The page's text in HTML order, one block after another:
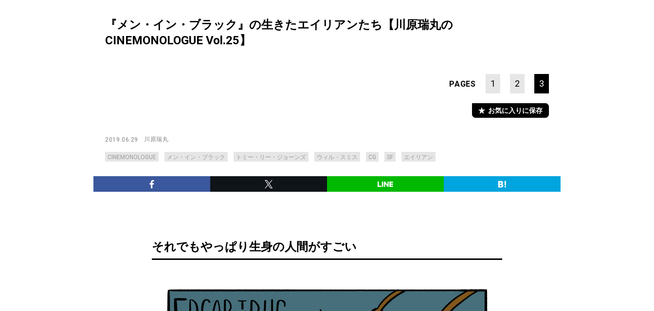
『メン・イン・ブラック』の生きたエイリアンたち【川原瑞丸の
CINEMONOLOGUE Vol.25】
PAGES 1 2 3
お気に入りに保存
2019.06.29 川原瑞丸
CINEMONOLOGUE メン・イン・ブラック トミー・リー・ジョーンズ ウィル・スミス CG SF エイリアン
それでもやっぱり生身の人間がすごい